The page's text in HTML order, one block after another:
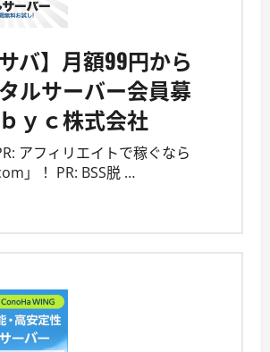
サバ】月額99円から
ルサーバー会員募
ｙｃ株式会社
アフィリエイトで稼ぐなら
」！ PR: BSS脱 …